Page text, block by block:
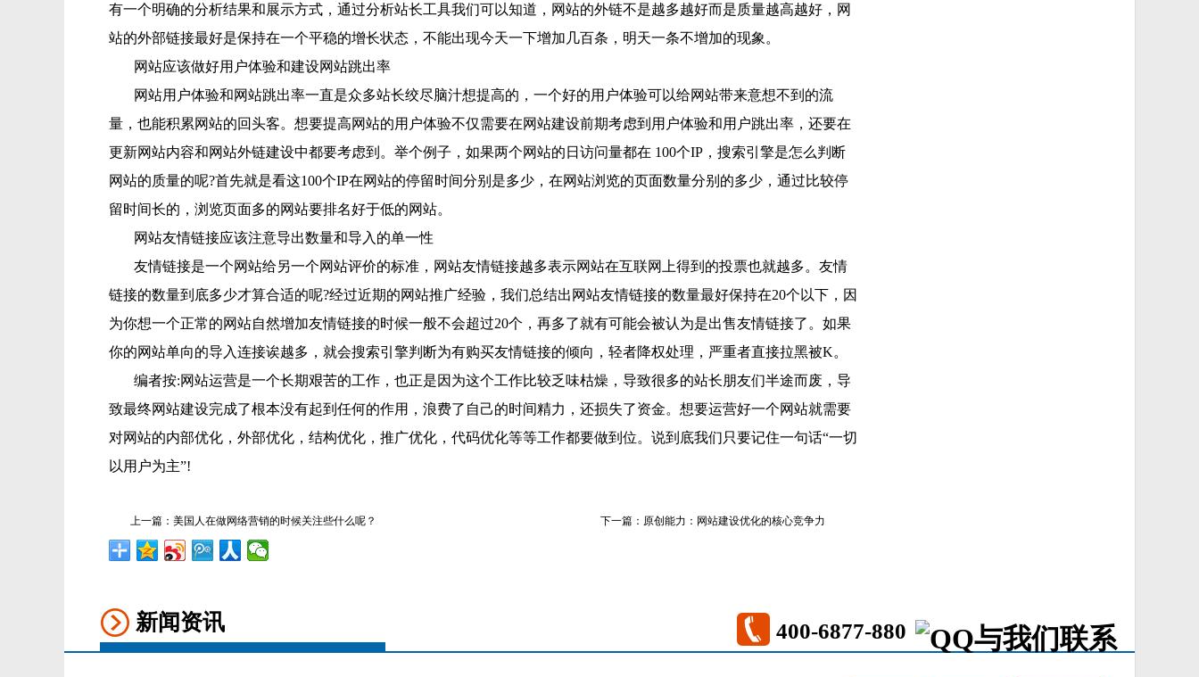
有一个明确的分析结果和展示方式，通过分析站长工具我们可以知道，网站的外链不是越多越好而是质量越高越好，网
站的外部链接最好是保持在一个平稳的增长状态，不能出现今天一下增加几百条，明天一条不增加的现象。
网站应该做好用户体验和建设网站跳出率
网站用户体验和网站跳出率一直是众多站长绞尽脑汁想提高的，一个好的用户体验可以给网站带来意想不到的流
量，也能积累网站的回头客。想要提高网站的用户体验不仅需要在网站建设前期考虑到用户体验和用户跳出率，还要在
更新网站内容和网站外链建设中都要考虑到。举个例子，如果两个网站的日访问量都在 100个IP，搜索引擎是怎么判断
网站的质量的呢?首先就是看这100个IP在网站的停留时间分别是多少，在网站浏览的页面数量分别的多少，通过比较停
留时间长的，浏览页面多的网站要排名好于低的网站。
网站友情链接应该注意导出数量和导入的单一性
友情链接是一个网站给另一个网站评价的标准，网站友情链接越多表示网站在互联网上得到的投票也就越多。友情
链接的数量到底多少才算合适的呢?经过近期的网站推广经验，我们总结出网站友情链接的数量最好保持在20个以下，因
为你想一个正常的网站自然增加友情链接的时候一般不会超过20个，再多了就有可能会被认为是出售友情链接了。如果
你的网站单向的导入连接诶越多，就会搜索引擎判断为有购买友情链接的倾向，轻者降权处理，严重者直接拉黑被K。
编者按:网站运营是一个长期艰苦的工作，也正是因为这个工作比较乏味枯燥，导致很多的站长朋友们半途而废，导
致最终网站建设完成了根本没有起到任何的作用，浪费了自己的时间精力，还损失了资金。想要运营好一个网站就需要
对网站的内部优化，外部优化，结构优化，推广优化，代码优化等等工作都要做到位。说到底我们只要记住一句话“一切
以用户为主”!
上一篇： 美国人在做网络营销的时候关注些什么呢？ 下一篇： 原创能力：网站建设优化的核心竞争力
新闻资讯 400-6877-880